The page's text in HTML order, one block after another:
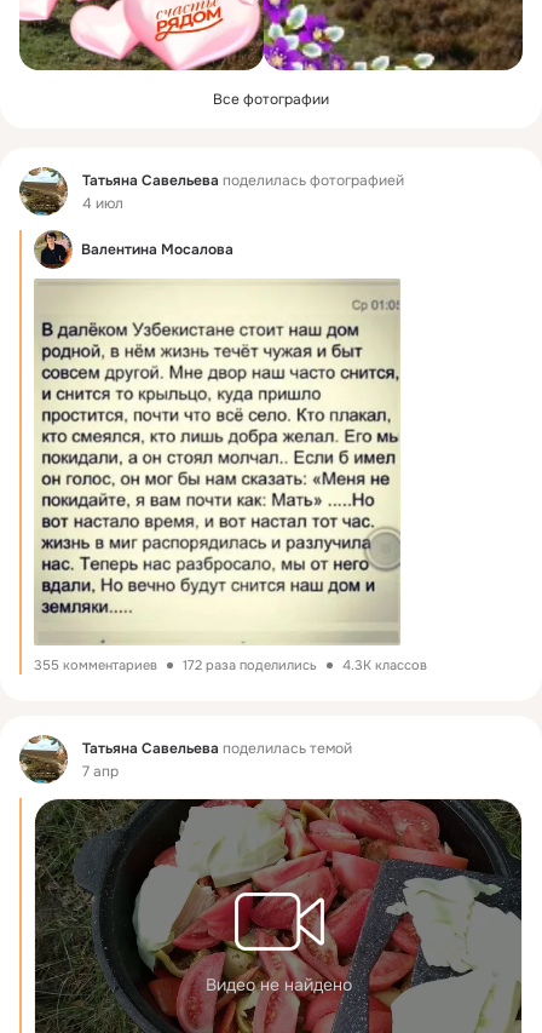
Все фотографии
Фид Татьяна Савельева поделилась фотографией
4 июл
Валентина Мосалова
355 комментариев 172 раза поделились 4.3K классов
Фид Татьяна Савельева поделилась темой
7 апр
Видео не найдено